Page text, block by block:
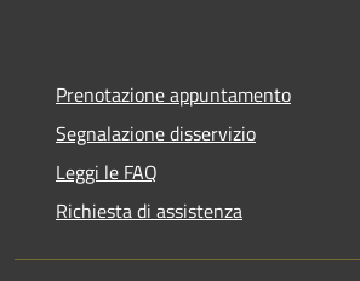
Prenotazione appuntamento
Segnalazione disservizio
Leggi le FAQ
Richiesta di assistenza